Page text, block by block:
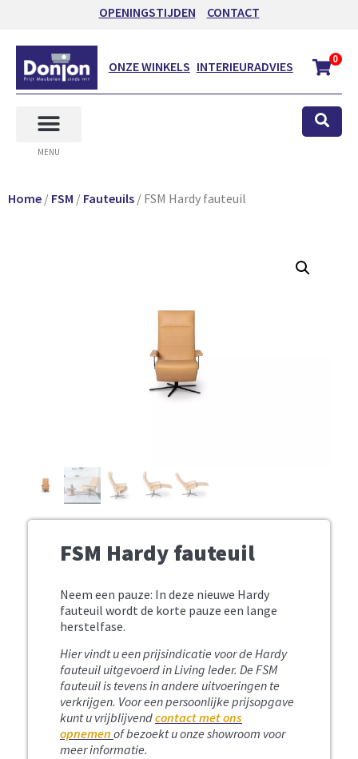
OPENINGSTIJDEN CONTACT
ONZE WINKELS INTERIEURADVIES 0
MENU
Home / FSM / Fauteuils / FSM Hardy fauteuil
FSM Hardy fauteuil
Neem een pauze: In deze nieuwe Hardy
fauteuil wordt de korte pauze een lange
herstelfase.
Hier vindt u een prijsindicatie voor de Hardy
fauteuil uitgevoerd in Living leder. De FSM
fauteuil is tevens in andere uitvoeringen te
verkrijgen. Voor een persoonlijke prijsopgave
kunt u vrijblijvendcontact met ons
opnemen of bezoekt u onze showroom voor
meer informatie.